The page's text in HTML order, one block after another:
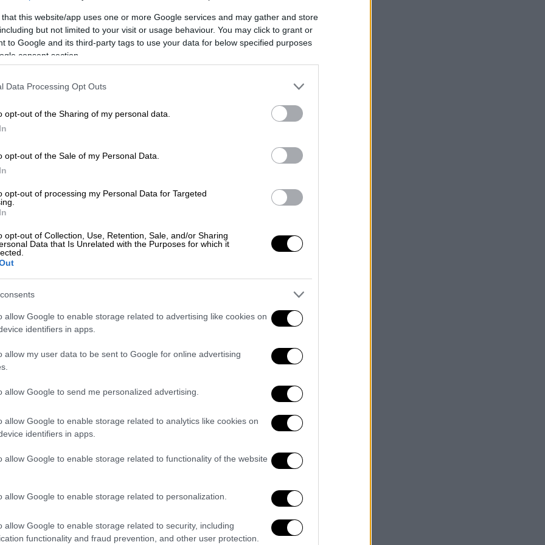
that this website/app uses one or more Google services and may gather and store
but not limited to your visit or usage behaviour. You may click to grant or
to Google and its third-party tags to use your data for below specified purposes
consent section.
Data Processing Opt Outs
opt-out of the Sharing of my personal data.
opt-out of the Sale of my Personal Data.
opt-out of processing my Personal Data for Targeted
opt-out of Collection, Use, Retention, Sale, and/or Sharing
Data that Is Unrelated with the Purposes for which it
allow Google to enable storage related to advertising like cookies on
identifiers in apps.
allow my user data to be sent to Google for online advertising
allow Google to send me personalized advertising.
allow Google to enable storage related to analytics like cookies on
identifiers in apps.
allow Google to enable storage related to functionality of the website
allow Google to enable storage related to personalization.
allow Google to enable storage related to security, including
functionality and fraud prevention, and other user protection.
πρόσκαιρα αυξημένες τις μεσημβρινές
από το μεσημέρι τοπικά έως 4 μποφόρ.
πρόσκαιρα αυξημένες τις μεσημβρινές
όπου θα σημειωθούν τοπικές βροχές ή
ανατολικής Μακεδονίας και της
καταιγίδες.
και στα ανατολικά θαλάσσια τοπικά
στην κεντρική Μακεδονία 32 με 33
η ελάχιστη θα είναι 2 με 4 βαθμούς
ΔΥΤΙΚΗ ΠΕΛΟΠΟΝΝΗΣΟΣ
κυρίως στα κεντρικά και βόρεια
απογευματινές ώρες οπότε θα
αργά τη νύχτα και κατά τη διάρκεια
αυξημένες νεφώσεις με
στο Ιόνιο τοπικά 5 μποφόρ.
31 βαθμούς Κελσίου. Στο εσωτερικό της
ΑΝΑΤΟΛΙΚΗ ΠΕΛΟΠΟΝΝΗΣΟΣ